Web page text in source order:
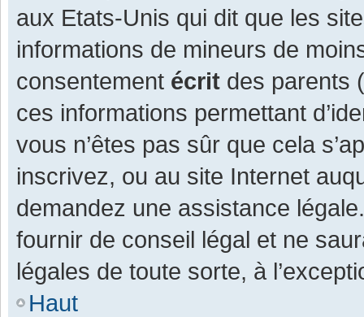
aux Etats-Unis qui dit que les
informations de mineurs de
consentement écrit des parents
ces informations permettant
vous n’êtes pas sûr que cela
inscrivez, ou au site Internet
demandez une assistance
fournir de conseil légal et ne
légales de toute sorte, à
Haut